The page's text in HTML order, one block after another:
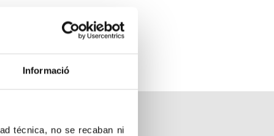
Informació
técnica, no se recaban ni
LEGAL